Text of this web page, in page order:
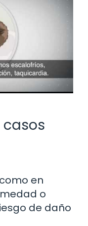
casos
en
o
de daño